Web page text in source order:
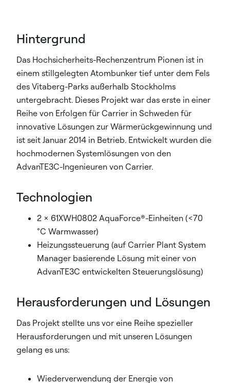
Hintergrund
Das Hochsicherheits-Rechenzentrum Pionen ist in
einem stillgelegten Atombunker tief unter dem Fels
des Vitaberg-Parks außerhalb Stockholms
untergebracht. Dieses Projekt war das erste in einer
Reihe von Erfolgen für Carrier in Schweden für
innovative Lösungen zur Wärmerückgewinnung und
ist seit Januar 2014 in Betrieb. Entwickelt wurden die
hochmodernen Systemlösungen von den
AdvanTE3C-Ingenieuren von Carrier.
Technologien
2 x 61XWH0802 AquaForce®-Einheiten (<70
°C Warmwasser)
Heizungssteuerung (auf Carrier Plant System
Manager basierende Lösung mit einer von
AdvanTE3C entwickelten Steuerungslösung)
Herausforderungen und Lösungen
Das Projekt stellte uns vor eine Reihe spezieller
Herausforderungen und mit unseren Lösungen
gelang es uns:
Wiederverwendung der Energie von